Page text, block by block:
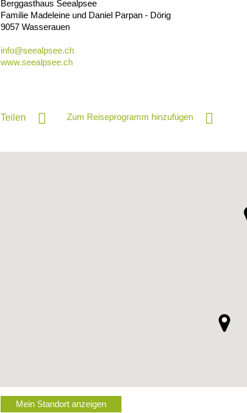
Berggasthaus Seealpsee
Familie Madeleine und Daniel Parpan - Dörig
9057 Wasserauen
info@seealpsee.ch
www.seealpsee.ch
Teilen Zum Reiseprogramm hinzufügen
Mein Standort anzeigen